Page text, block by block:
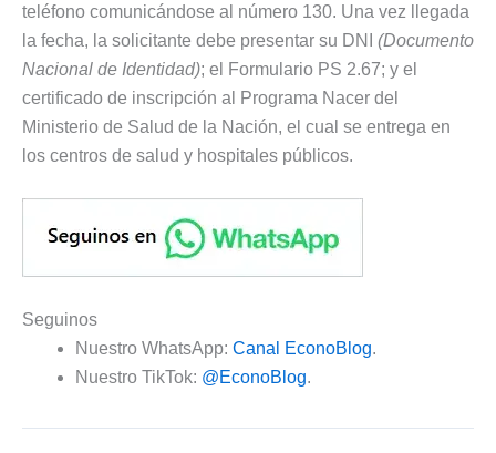
teléfono comunicándose al número 130. Una vez llegada
la fecha, la solicitante debe presentar su DNI (Documento
Nacional de Identidad); el Formulario PS 2.67; y el
certificado de inscripción al Programa Nacer del
Ministerio de Salud de la Nación, el cual se entrega en
los centros de salud y hospitales públicos.
Seguinos
Nuestro WhatsApp: Canal EconoBlog.
Nuestro TikTok: @EconoBlog.